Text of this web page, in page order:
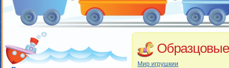
Мир игрушкии